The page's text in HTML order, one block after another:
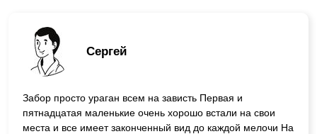
Сергей
Забор просто ураган всем на зависть Первая и
пятнадцатая маленькие очень хорошо встали на свои
места и все имеет законченный вид до каждой мелочи На